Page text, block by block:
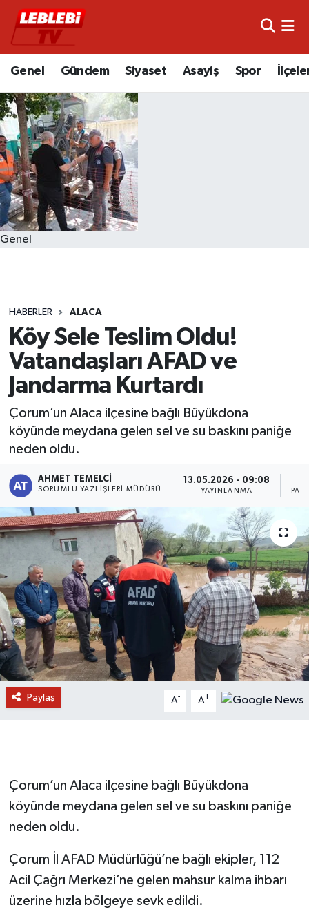
Genel Gündem Siyaset Asayiş Spor
Genel
HABERLER ALACA
Köy Sele Teslim Oldu!
Vatandaşları AFAD ve
Jandarma Kurtardı
Çorum’un Alaca ilçesine bağlı Büyükdona
köyünde meydana gelen sel ve su baskını paniğe
neden oldu.
AHMET TEMELCI
SORUMLU YAZI İŞLERI MÜDÜRÜ
13.05.2026 - 09:08
YAYINLANMA
Paylaş A- A+
Çorum’un Alaca ilçesine bağlı Büyükdona
köyünde meydana gelen sel ve su baskını paniğe
neden oldu.
Çorum İl AFAD Müdürlüğü’ne bağlı ekipler, 112
Acil Çağrı Merkezi’ne gelen mahsur kalma ihbarı
üzerine hızla bölgeye sevk edildi.
Hava Durumu
Trafik Durumu
Süper Lig Puan Durumu ve Fikstür
Tüm Manşetler
Son Dakika Haberleri